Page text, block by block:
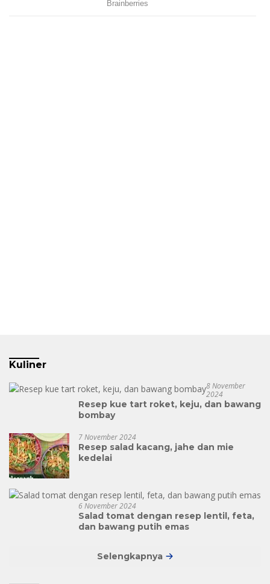
Kuliner
8 November
2024
Resep kue tart roket, keju, dan bawang
bombay
7 November 2024
Resep salad kacang, jahe dan mie
kedelai
6 November 2024
Salad tomat dengan resep lentil, feta,
dan bawang putih emas
Selengkapnya